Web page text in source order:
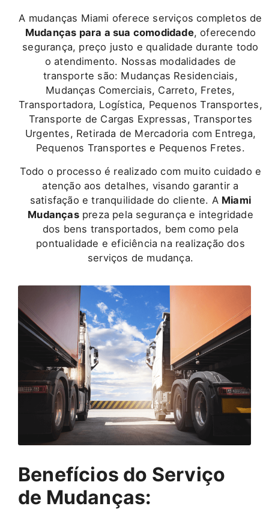
A mudanças Miami oferece serviços completos de
Mudanças para a sua comodidade, oferecendo
segurança, preço justo e qualidade durante todo
o atendimento. Nossas modalidades de
transporte são: Mudanças Residenciais,
Mudanças Comerciais, Carreto, Fretes,
Transportadora, Logística, Pequenos Transportes,
Transporte de Cargas Expressas, Transportes
Urgentes, Retirada de Mercadoria com Entrega,
Pequenos Transportes e Pequenos Fretes.
Todo o processo é realizado com muito cuidado e
atenção aos detalhes, visando garantir a
satisfação e tranquilidade do cliente. A Miami
Mudançaspreza pela segurança e integridade
dos bens transportados, bem como pela
pontualidade e eficiência na realização dos
serviços de mudança.
Benefícios do Serviço
de Mudanças: